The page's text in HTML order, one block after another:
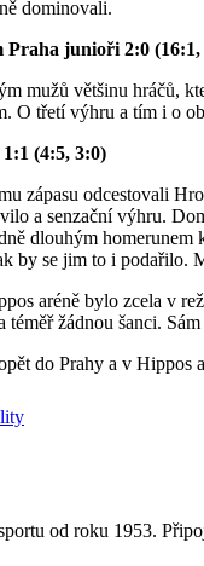
dominovali.
junioři 2:0 (16:1,
mužů většinu hráčů,
O třetí výhru a tím i o
(4:5, 3:0)
zápasu odcestovali
a senzační výhru.
dlouhým
by se jim to i podařilo.
aréně bylo zcela v
téměř žádnou šanci.
do Prahy a v
od roku 1953.